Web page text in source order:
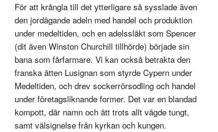
För att krångla till det ytterligare så sysslade även
den jordägande adeln med handel och produktion
under medeltiden, och en adelssläkt som Spencer
(dit även Winston Churchill tillhörde) började sin
bana som fårfarmare. Vi kan också betrakta den
franska ätten Lusignan som styrde Cypern under
Medeltiden, och drev sockerrörsodling och handel
under företagsliknande former. Det var en blandad
kompott, där namn och ätt trots allt vägde tungt,
samt välsignelse från kyrkan och kungen.